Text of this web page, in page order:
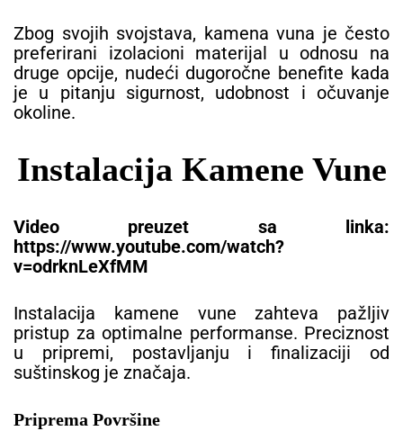
Zbog svojih svojstava, kamena vuna je često
preferirani izolacioni materijal u odnosu na
druge opcije, nudeći dugoročne benefite kada
je u pitanju sigurnost, udobnost i očuvanje
okoline.
Instalacija Kamene Vune
Video preuzet sa linka:
https://www.youtube.com/watch?
v=odrknLeXfMM
Instalacija kamene vune zahteva pažljiv
pristup za optimalne performanse. Preciznost
u pripremi, postavljanju i finalizaciji od
suštinskog je značaja.
Priprema Površine